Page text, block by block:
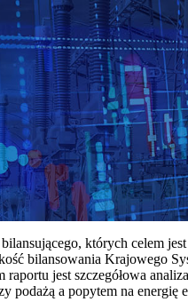
których celem
bilansowania Krajowego
jest szczegółowa
a popytem na